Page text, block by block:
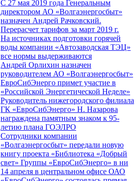
С 27 мая 2019 года Генеральным
директором АО «Волгаэнергосбыт»
назначен Андрей Рачковский.
Перерасчет тарифов за март 2019 г.
На источниках подготовки горячей
воды компании «Автозаводская ТЭЦ»
все нормы выдерживаются
Андрей Орлихин назначен
руководителем АО «Волгаэнергосбыт»
ЕвроСибЭнерго примет участие в
«Российской Энергетической Неделе»
Руководитель нижегородского филиала
ГК «ЕвроСибЭнерго» Н. Назарова
награждена памятным знаком к 95-
летию плана ГОЭЛРО
Сотрудники компании
«Волгаэнергосбыт» передали новую
книгу проекта «Библиотека «Добрый
свет» Группы «ЕвроСибЭнерго» в ни
14 апреля в центральном офисе ОАО